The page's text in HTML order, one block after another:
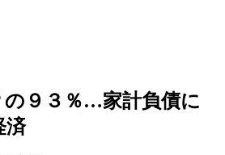
の９３％…家計負債に
済